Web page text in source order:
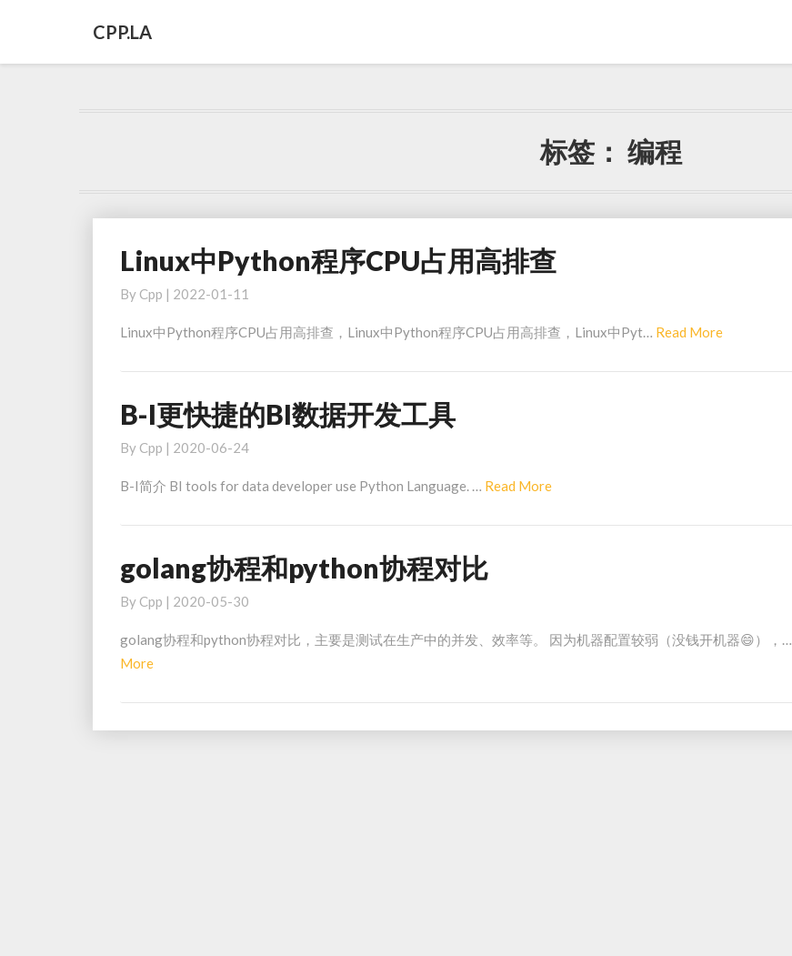
CPP.LA
标签： 编程
Linux
Python
程
CPU
用
排
查
Linux中Python程序CPU占用高排查
By Cpp | 2022-01-11
Linux中Python程序CPU占用高排查，Linux中Python程序CPU占用高排查，Linux中Pyt… Read MoreRead
B-
更
快
的
数
开
发
工
B-I更快捷的BI数据开发工具
By Cpp | 2020-06-24
B-I简介 BI tools for data developer use Python Language. … Read MoreRead
golang
协
程
python
程
golang协程和python协程对比
By Cpp | 2020-05-30
golang协程和python协程对比，主要是测试在生产中的并发、效率等。 因为机器配置较弱（没钱开机器😄），…
MoreRead